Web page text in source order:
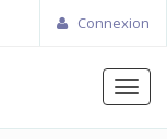
Connexion